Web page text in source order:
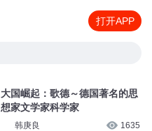
打开APP
大国崛起：歌德～德国著名的思
想家文学家科学家
韩庚良 1635